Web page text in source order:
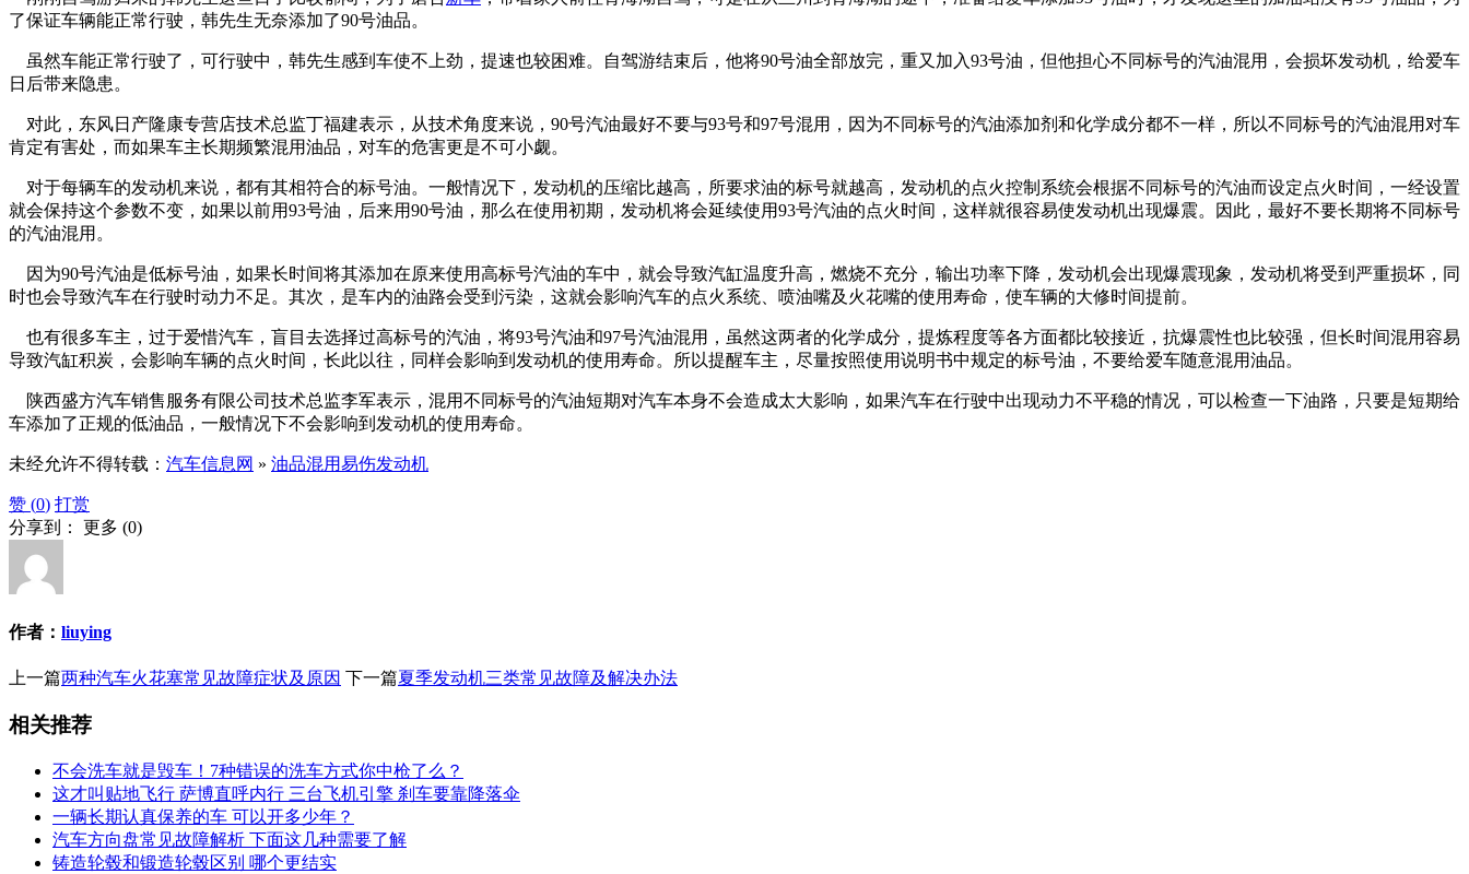
了保证车辆能正常行驶，韩先生无奈添加了90号油品。
虽然车能正常行驶了，可行驶中，韩先生感到车使不上劲，提速也较困难。自驾游结束后，他将90号油全部放完，重又加入93号油，但他担心不同标号的汽油混用，会损坏发动机，给爱车
日后带来隐患。
对此，东风日产隆康专营店技术总监丁福建表示，从技术角度来说，90号汽油最好不要与93号和97号混用，因为不同标号的汽油添加剂和化学成分都不一样，所以不同标号的汽油混用对车
肯定有害处，而如果车主长期频繁混用油品，对车的危害更是不可小觑。
对于每辆车的发动机来说，都有其相符合的标号油。一般情况下，发动机的压缩比越高，所要求油的标号就越高，发动机的点火控制系统会根据不同标号的汽油而设定点火时间，一经设置
就会保持这个参数不变，如果以前用93号油，后来用90号油，那么在使用初期，发动机将会延续使用93号汽油的点火时间，这样就很容易使发动机出现爆震。因此，最好不要长期将不同标号
的汽油混用。
因为90号汽油是低标号油，如果长时间将其添加在原来使用高标号汽油的车中，就会导致汽缸温度升高，燃烧不充分，输出功率下降，发动机会出现爆震现象，发动机将受到严重损坏，同
时也会导致汽车在行驶时动力不足。其次，是车内的油路会受到污染，这就会影响汽车的点火系统、喷油嘴及火花嘴的使用寿命，使车辆的大修时间提前。
也有很多车主，过于爱惜汽车，盲目去选择过高标号的汽油，将93号汽油和97号汽油混用，虽然这两者的化学成分，提炼程度等各方面都比较接近，抗爆震性也比较强，但长时间混用容易
导致汽缸积炭，会影响车辆的点火时间，长此以往，同样会影响到发动机的使用寿命。所以提醒车主，尽量按照使用说明书中规定的标号油，不要给爱车随意混用油品。
陕西盛方汽车销售服务有限公司技术总监李军表示，混用不同标号的汽油短期对汽车本身不会造成太大影响，如果汽车在行驶中出现动力不平稳的情况，可以检查一下油路，只要是短期给
车添加了正规的低油品，一般情况下不会影响到发动机的使用寿命。
未经允许不得转载： 汽车信息网 » 油品混用易伤发动机
赞 (0) 打赏
分享到： 更多 (0)
作者： liuying
上一篇两种汽车火花塞常见故障症状及原因 下一篇夏季发动机三类常见故障及解决办法
相关推荐
不会洗车就是毁车！7种错误的洗车方式你中枪了么？
这才叫贴地飞行 萨博直呼内行 三台飞机引擎 刹车要靠降落伞
一辆长期认真保养的车 可以开多少年？
汽车方向盘常见故障解析 下面这几种需要了解
铸造轮毂和锻造轮毂区别 哪个更结实